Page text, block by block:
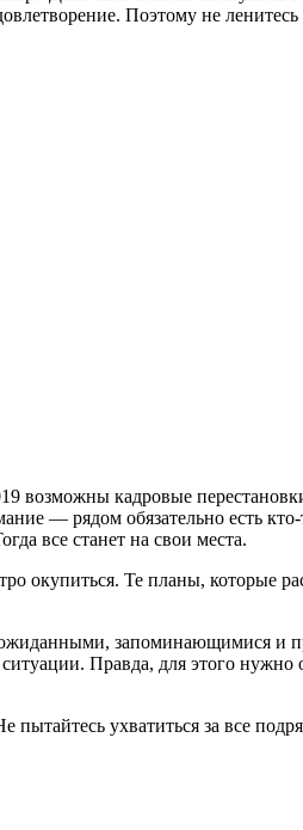
Поэтому не
возможны кадровые
— рядом обязательно есть
все станет на свои места.
окупиться. Те планы, которые
запоминающимися и
Правда, для этого нужно
ухватиться за все